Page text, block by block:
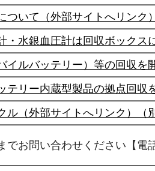
ついて（外部サイトへリンク
・水銀血圧計は回収ボックス
イルバッテリー）等の回収を
テリー内蔵型製品の拠点回
ル（外部サイトへリンク）（
でお問い合わせください【電